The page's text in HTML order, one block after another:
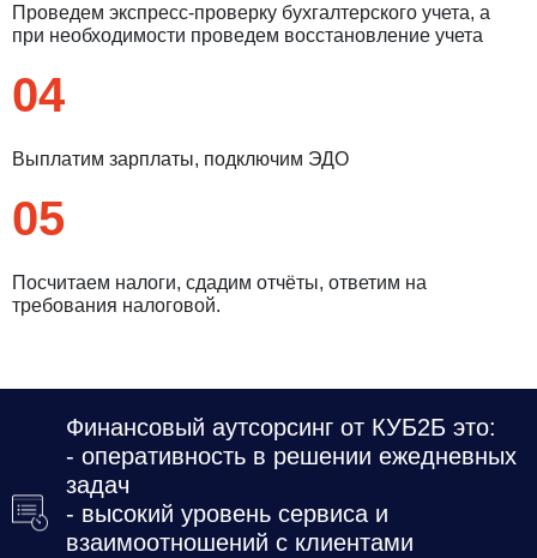
Проведем экспресс-проверку бухгалтерского учета, а
при необходимости проведем восстановление учета
04
Выплатим зарплаты, подключим ЭДО
05
Посчитаем налоги, сдадим отчёты, ответим на
требования налоговой.
Финансовый аутсорсинг от КУБ2Б это:
- оперативность в решении ежедневных
задач
- высокий уровень сервиса и
взаимоотношений с клиентами
Нажимая кнопку отправить я
ПринимаюПолитику конфиденциальности